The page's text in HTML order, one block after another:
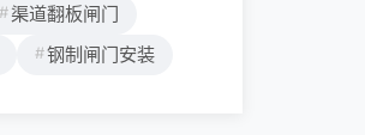
渠道翻板闸门
钢制闸门安装